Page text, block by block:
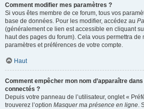
Comment modifier mes paramètres ?
Si vous êtes membre de ce forum, tous vos
base de données. Pour les modifier, accédez au
(généralement ce lien est accessible en cliquant
haut des pages du forum). Cela vous permettra de
paramètres et préférences de votre compte.
Haut
Comment empêcher mon nom d’apparaître
connectés ?
Depuis votre panneau de l’utilisateur, onglet «
trouverez l’option Masquer ma présence en ligne.